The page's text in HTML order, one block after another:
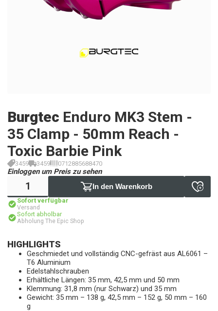
Burgtec Enduro MK3 Stem -
35 Clamp - 50mm Reach -
Toxic Barbie Pink
3459 3459 0712885688470
Einloggen um Preis zu sehen
In den Warenkorb
Sofort verfügbar
Versand
Sofort abholbar
Abholung The Epic Shop
HIGHLIGHTS
Geschmiedet und vollständig CNC-gefräst aus AL6061 –
T6 Aluminium
Edelstahlschrauben
Erhältliche Längen: 35 mm, 42,5 mm und 50 mm
Klemmung: 31,8 mm (nur Schwarz) und 35 mm
Gewicht: 35 mm – 138 g, 42,5 mm – 152 g, 50 mm – 160
g